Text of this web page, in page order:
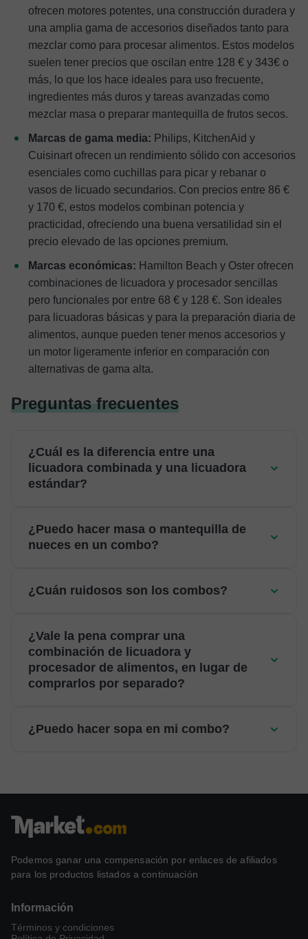
ofrecen motores potentes, una construcción duradera y
una amplia gama de accesorios diseñados tanto para
mezclar como para procesar alimentos. Estos modelos
suelen tener precios que oscilan entre 128 € y 343€ o
más, lo que los hace ideales para uso frecuente,
ingredientes más duros y tareas avanzadas como
mezclar masa o preparar mantequilla de frutos secos.
Marcas de gama media: Philips, KitchenAid y
Cuisinart ofrecen un rendimiento sólido con accesorios
esenciales como cuchillas para picar y rebanar o
vasos de licuado secundarios. Con precios entre 86 €
y 170 €, estos modelos combinan potencia y
practicidad, ofreciendo una buena versatilidad sin el
precio elevado de las opciones premium.
Marcas económicas: Hamilton Beach y Oster ofrecen
combinaciones de licuadora y procesador sencillas
pero funcionales por entre 68 € y 128 €. Son ideales
para licuadoras básicas y para la preparación diaria de
alimentos, aunque pueden tener menos accesorios y
un motor ligeramente inferior en comparación con
alternativas de gama alta.
Preguntas frecuentes
¿Cuál es la diferencia entre una
licuadora combinada y una licuadora
estándar?
¿Puedo hacer masa o mantequilla de
nueces en un combo?
¿Cuán ruidosos son los combos?
¿Vale la pena comprar una
combinación de licuadora y
procesador de alimentos, en lugar de
comprarlos por separado?
¿Puedo hacer sopa en mi combo?
Podemos ganar una compensación por enlaces de afiliados
para los productos listados a continuación
Información
Términos y condiciones